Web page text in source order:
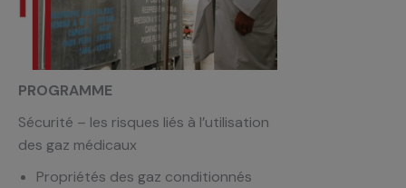
PROGRAMME
Sécurité – les risques liés à l’utilisation
des gaz médicaux
Propriétés des gaz conditionnés